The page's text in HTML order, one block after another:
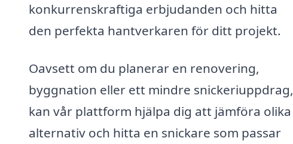
konkurrenskraftiga erbjudanden och hitta
den perfekta hantverkaren för ditt projekt.
Oavsett om du planerar en renovering,
byggnation eller ett mindre snickeriuppdrag,
kan vår plattform hjälpa dig att jämföra olika
alternativ och hitta en snickare som passar